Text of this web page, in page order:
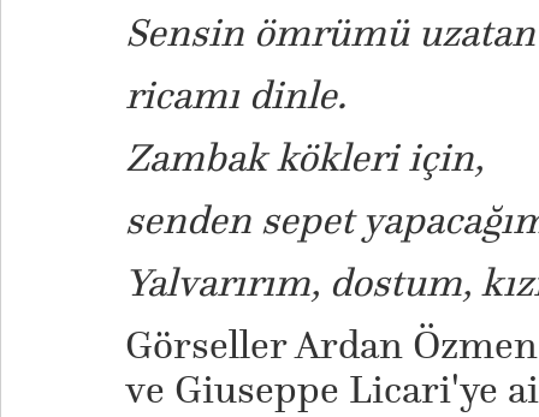
Sensin ömrümü uzatan
ricamı dinle.
Zambak kökleri için,
senden sepet
Yalvarırım, dostum,
Görseller Ardan
ve Giuseppe Licari'ye